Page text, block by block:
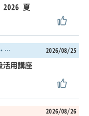
夏
オンライン・東京都 2026/08/25
活用講座
2026/08/26